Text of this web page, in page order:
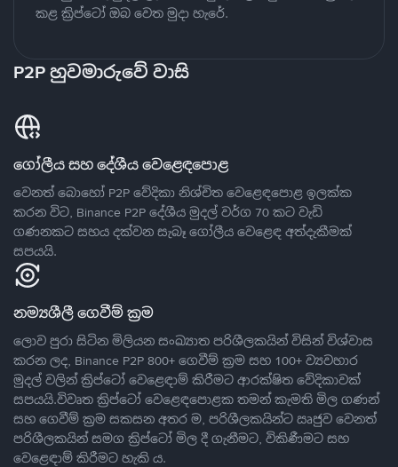
කළ ක්‍රිප්ටෝ ඔබ වෙත මුදා හැරේ.
P2P හුවමාරුවේ වාසි
ගෝලීය සහ දේශීය වෙළෙඳපොළ
වෙනත් බොහෝ P2P වේදිකා නිශ්චිත වෙළෙඳපොළ ඉලක්ක
කරන විට, Binance P2P දේශීය මුදල් වර්ග 70 කට වැඩි
ගණනකට සහය දක්වන සැබෑ ගෝලීය වෙළෙඳ අත්දැකීමක්
සපයයි.
නම්‍යශීලී ගෙවීම් ක්‍රම
ලොව පුරා සිටින මිලියන සංඛ්‍යාත පරිශීලකයින් විසින් විශ්වාස
කරන ලද, Binance P2P 800+ ගෙවීම් ක්‍රම සහ 100+ ව්‍යවහාර
මුදල් වලින් ක්‍රිප්ටෝ වෙළෙඳාම් කිරීමට ආරක්ෂිත වේදිකාවක්
සපයයි.විවෘත ක්‍රිප්ටෝ වෙළෙඳපොළක තමන් කැමති මිල ගණන්
සහ ගෙවීම් ක්‍රම සකසන අතර ම, පරිශීලකයින්ට ඍජුව වෙනත්
පරිශීලකයින් සමග ක්‍රිප්ටෝ මිල දී ගැනීමට, විකිණීමට සහ
වෙළෙඳාම් කිරීමට හැකි ය.